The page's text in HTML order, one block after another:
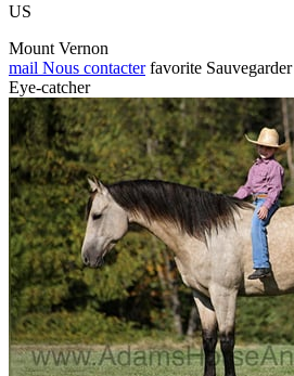
US
Mount Vernon
mail Nous contacter favorite Sauvegarder
Eye-catcher